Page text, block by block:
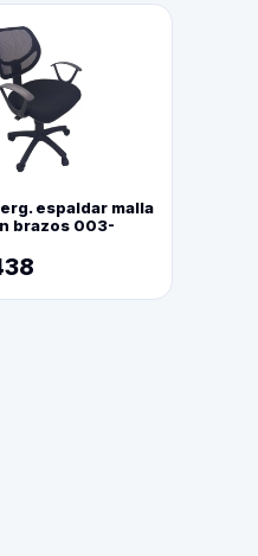
espaldar malla
brazos 003-